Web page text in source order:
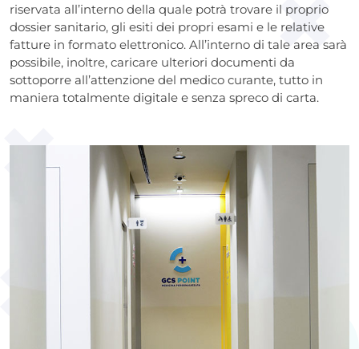
riservata all’interno della quale potrà trovare il proprio
dossier sanitario, gli esiti dei propri esami e le relative
fatture in formato elettronico. All’interno di tale area sarà
possibile, inoltre, caricare ulteriori documenti da
sottoporre all’attenzione del medico curante, tutto in
maniera totalmente digitale e senza spreco di carta.